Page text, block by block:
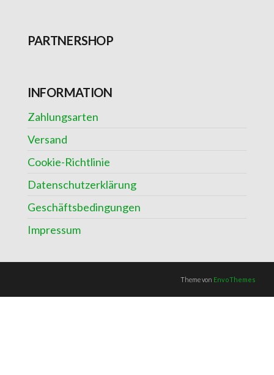
PARTNERSHOP
INFORMATION
Zahlungsarten
Versand
Cookie-Richtlinie
Datenschutzerklärung
Geschäftsbedingungen
Impressum
Theme von EnvoThemes